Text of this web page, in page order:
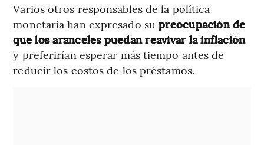
Varios otros responsables de la política
monetaria han expresado supreocupación de
que los aranceles puedan reavivar la inflación
y preferirían esperar más tiempo antes de
reducir los costos de los préstamos.